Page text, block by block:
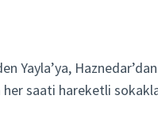
her saati hareketli